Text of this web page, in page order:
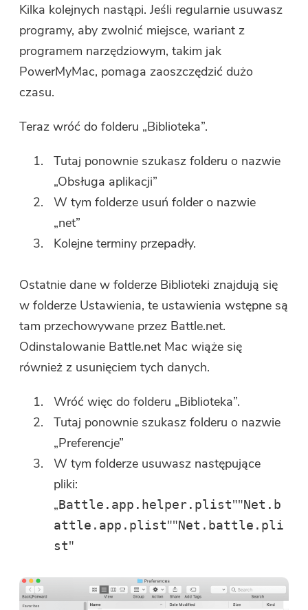
Kilka kolejnych nastąpi. Jeśli regularnie usuwasz
programy, aby zwolnić miejsce, wariant z
programem narzędziowym, takim jak
PowerMyMac, pomaga zaoszczędzić dużo
czasu.
Teraz wróć do folderu „Biblioteka”.
Tutaj ponownie szukasz folderu o nazwie
„Obsługa aplikacji”
W tym folderze usuń folder o nazwie
„net”
Kolejne terminy przepadły.
Ostatnie dane w folderze Biblioteki znajdują się
w folderze Ustawienia, te ustawienia wstępne są
tam przechowywane przez Battle.net.
Odinstalowanie Battle.net Mac wiąże się
również z usunięciem tych danych.
Wróć więc do folderu „Biblioteka”.
Tutaj ponownie szukasz folderu o nazwie
„Preferencje”
W tym folderze usuwasz następujące
pliki:
„Battle.app.helper.plist""Net.b
attle.app.plist""Net.battle.pli
st"